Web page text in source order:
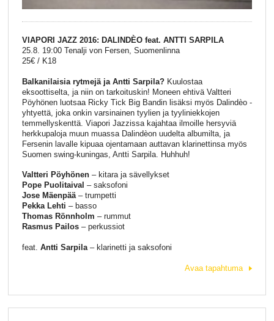
VIAPORI JAZZ 2016: DALINDÈO feat. ANTTI SARPILA
25.8. 19:00 Tenalji von Fersen, Suomenlinna
25€ / K18
Balkanilaisia rytmejä ja Antti Sarpila?Kuulostaa
eksoottiselta, ja niin on tarkoituskin! Moneen ehtivä Valtteri
Pöyhönen luotsaa Ricky Tick Big Bandin lisäksi myös Dalindèo -
yhtyettä, joka onkin varsinainen tyylien ja tyyliniekkojen
temmellyskenttä. Viapori Jazzissa kajahtaa ilmoille hersyviä
herkkupaloja muun muassa Dalindèon uudelta albumilta, ja
Fersenin lavalle kipuaa ojentamaan auttavan klarinettinsa myös
Suomen swing-kuningas, Antti Sarpila. Huhhuh!
Valtteri Pöyhönen– kitara ja sävellykset
Pope Puolitaival – saksofoni
Jose Mäenpää– trumpetti
Pekka Lehti – basso
Thomas Rönnholm – rummut
Rasmus Pailos– perkussiot
feat. Antti Sarpila– klarinetti ja saksofoni
Avaa tapahtuma